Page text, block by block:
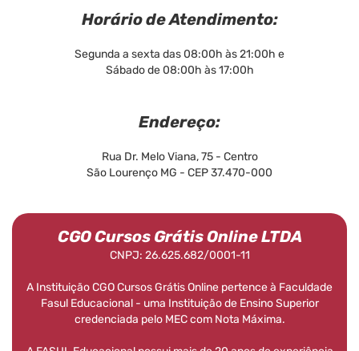
Horário de Atendimento:
Segunda a sexta das 08:00h às 21:00h e
Sábado de 08:00h às 17:00h
Endereço:
Rua Dr. Melo Viana, 75 - Centro
São Lourenço MG - CEP 37.470-000
CGO Cursos Grátis Online LTDA
CNPJ: 26.625.682/0001-11
A Instituição CGO Cursos Grátis Online pertence à Faculdade
Fasul Educacional - uma Instituição de Ensino Superior
credenciada pelo MEC com Nota Máxima.